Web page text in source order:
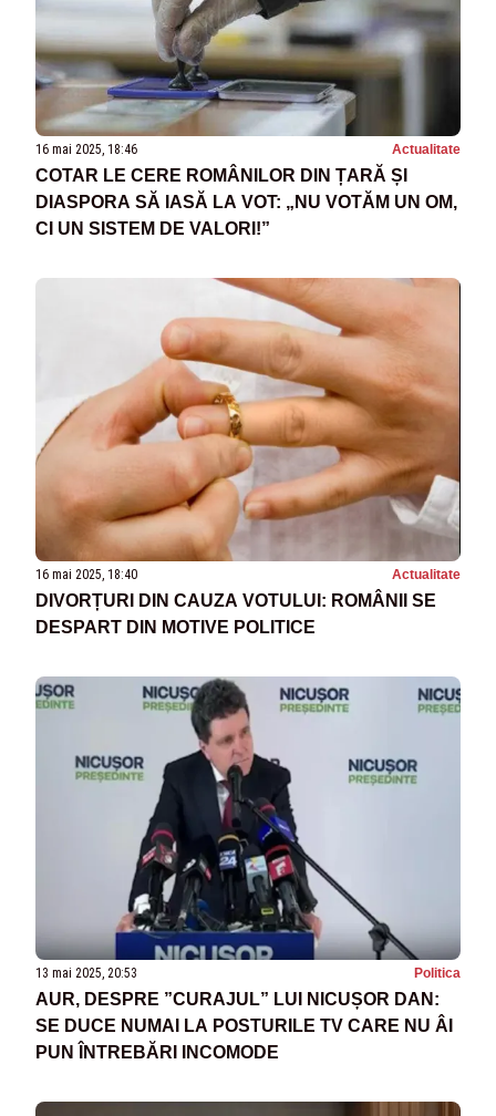
16 mai 2025, 18:46 Actualitate
COTAR LE CERE ROMÂNILOR DIN ȚARĂ ȘI
DIASPORA SĂ IASĂ LA VOT: „NU VOTĂM UN OM,
CI UN SISTEM DE VALORI!”
16 mai 2025, 18:40 Actualitate
DIVORȚURI DIN CAUZA VOTULUI: ROMÂNII SE
DESPART DIN MOTIVE POLITICE
13 mai 2025, 20:53 Politica
AUR, DESPRE ”CURAJUL” LUI NICUȘOR DAN:
SE DUCE NUMAI LA POSTURILE TV CARE NU ÂI
PUN ÎNTREBĂRI INCOMODE